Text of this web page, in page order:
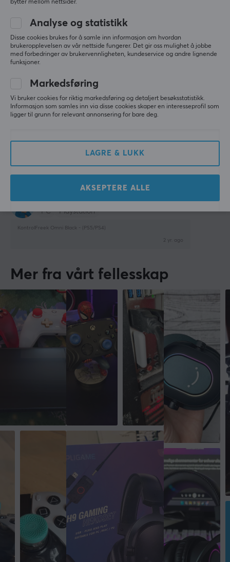
2 likes
Aleksander Ø
Verifisert kjøper
Level 9
KontrolFreek Omni Blue - (PS5/PS4)
Jack B
Verifisert kjøper
KontrolFreek Omni Black - (PS5/PS4)
last yr.
Marius Alexandru B
Verifisert kjøper
PC
Playstation
KontrolFreek Omni Black - (PS5/PS4)
2 yr. ago
Mer fra vårt fellesskap
bytter mellom nettsider.
Analyse og statistikk
Disse cookies brukes for å samle inn informasjon om hvordan
brukeropplevelsen av vår nettside fungerer. Det gir oss mulighet å jobbe
med forbedringer av brukervennligheten, kundeservice og andre lignende
funksjoner.
Markedsføring
Vi bruker cookies for riktig markedsføring og detaljert besøksstatistikk.
Informasjon som samles inn via disse cookies skaper en interesseprofil som
ligger til grunn for relevant annonsering for bare deg.
LAGRE & LUKK
AKSEPTERE ALLE